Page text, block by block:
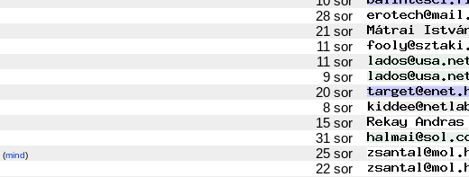
28 sor
21 sor
11 sor
11 sor
9 sor
20 sor
8 sor
15 sor
31 sor
(mind) 25 sor
22 sor